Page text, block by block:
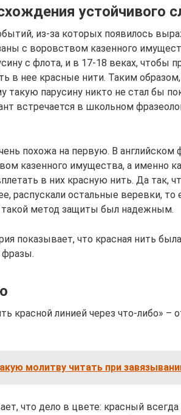
устойчивого
из-за которых появилось
с воровством казенного
с флота, и в 17-18 веках, чтобы
в нее красные нити. Таким образом,
такую парусину никто не стал бы
встречается в школьном
похожа на первую. В английском
казенного имущества, а именно
в них красную нить. Да так,
распускали остальные веревки, то
такой метод защиты был надежным.
показывает, что красная нить
фразы.
красной линией через что-либо» –
молитву читать при
что дело в цвете: красный всегда